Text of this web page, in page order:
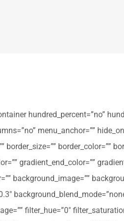
hundred_percent=”no”
menu_anchor=””
border_size=”” border_color=””
gradient_end_color=””
background_image=””
filter_hue=”0″